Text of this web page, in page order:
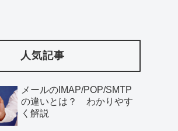
人気記事
メールのIMAP/POP/SMTP
の違いとは？ わかりやす
く解説